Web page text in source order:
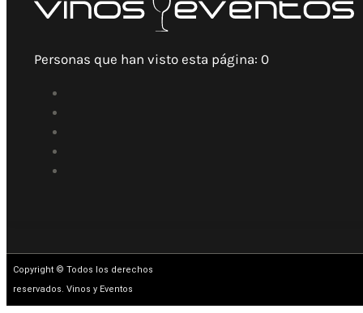
Personas que han visto esta página: 0
Copyright © Todos los derechos
reservados. Vinos y Eventos